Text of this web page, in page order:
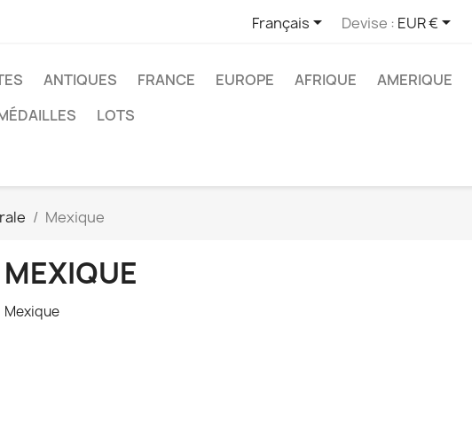
Français Devise : EUR €
ANTIQUES FRANCE EUROPE AFRIQUE AMERIQUE
LOTS
Mexique
MEXIQUE
Mexique